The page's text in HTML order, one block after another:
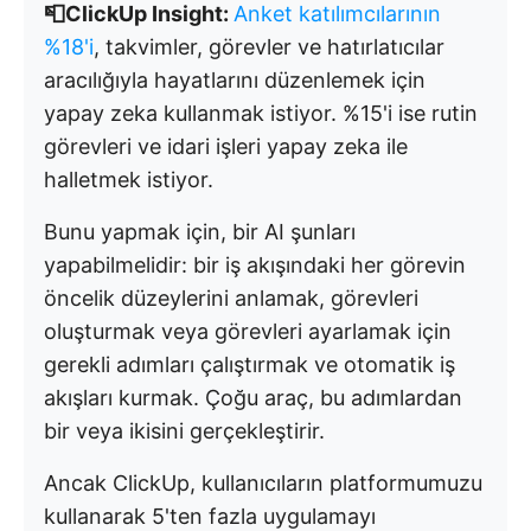
📮ClickUp Insight: Anket katılımcılarının
%18'i, takvimler, görevler ve hatırlatıcılar
aracılığıyla hayatlarını düzenlemek için
yapay zeka kullanmak istiyor. %15'i ise rutin
görevleri ve idari işleri yapay zeka ile
halletmek istiyor.
Bunu yapmak için, bir AI şunları
yapabilmelidir: bir iş akışındaki her görevin
öncelik düzeylerini anlamak, görevleri
oluşturmak veya görevleri ayarlamak için
gerekli adımları çalıştırmak ve otomatik iş
akışları kurmak. Çoğu araç, bu adımlardan
bir veya ikisini gerçekleştirir.
Ancak ClickUp, kullanıcıların platformumuzu
kullanarak 5'ten fazla uygulamayı